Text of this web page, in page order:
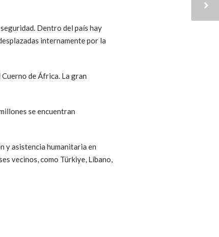
Dentro del país hay
internamente por la
de África. La gran
se encuentran
y asistencia humanitaria en
vecinos, como Türkiye, Líbano,